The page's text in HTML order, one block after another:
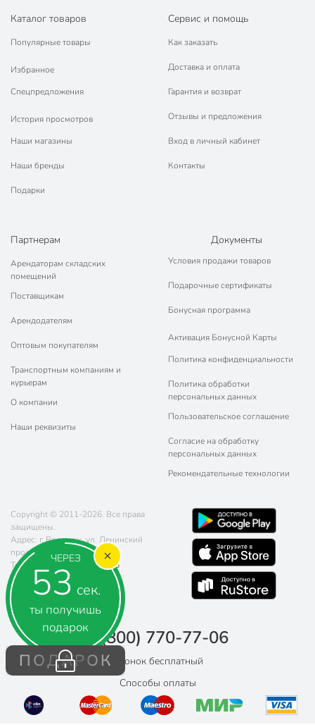
ЧЕРЕЗ
52 сек.
ты получишь
подарок
ПОДАРОК
Каталог товаров
Популярные товары
Избранное
Спецпредложения
История просмотров
Наши магазины
Наши бренды
Подарки
Сервис и помощь
Как заказать
Доставка и оплата
Гарантия и возврат
Отзывы и предложения
Вход в личный кабинет
Контакты
Партнерам
Арендаторам складских
помещений
Поставщикам
Арендодателям
Оптовым покупателям
Транспортным компаниям и
курьерам
О компании
Наши реквизиты
Документы
Условия продажи товаров
Подарочные сертификаты
Бонусная программа
Активация Бонусной Карты
Политика конфиденциальности
Политика обработки
персональных данных
Пользовательское соглашение
Согласие на обработку
персональных данных
Рекомендательные технологии
Copyright © 2011-2026. Все права
защищены.
Адрес: г. Воронеж, ул. Ленинский
проспект 78
Телефон:
8 (800) 770-77-06
Почта:sales@poryadok.ru
8 (800) 770-77-06
Звонок бесплатный
Способы оплаты